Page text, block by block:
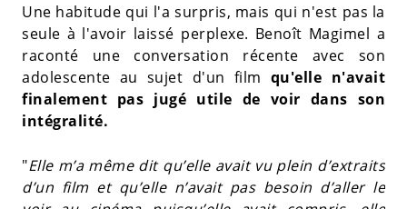
Une habitude qui l'a surpris, mais qui n'est pas la
seule à l'avoir laissé perplexe. Benoît Magimel a
raconté une conversation récente avec son
adolescente au sujet d'un film qu'elle n'avait
finalement pas jugé utile de voir dans son
intégralité.
"Elle m’a même dit qu’elle avait vu plein d’extraits
d’un film et qu’elle n’avait pas besoin d’aller le